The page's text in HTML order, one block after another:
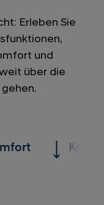
Erleben Sie
und
über die